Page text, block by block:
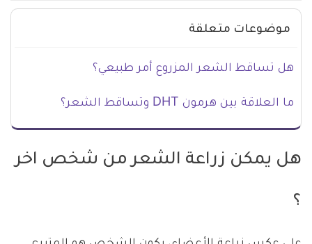
موضوعات متعلقة
هل تساقط الشعر المزروع أمر طبيعي؟
ما العلاقة بين هرمون DHT وتساقط الشعر؟
هل يمكن زراعة الشعر من شخص اخر
؟